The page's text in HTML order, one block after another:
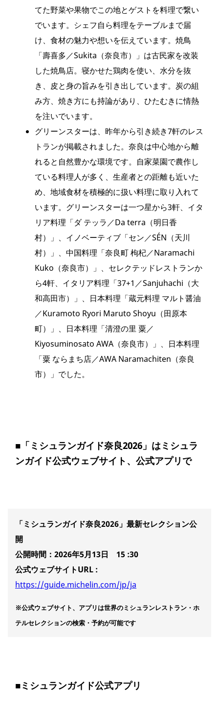
てた野菜や果物でこの地とゲストを料理で繋い
でいます。シェフ自ら料理をテーブルまで届
け、食材の魅力や想いを伝えています。焼鳥
「壽喜多／Sukita（奈良市）」は古民家を改装
した焼鳥店。寝かせた鶏肉を使い、水分を抜
き、皮と身の旨みを引き出しています。炭の組
み方、焼き方にも持論があり、ひたむきに情熱
を注いでいます。
グリーンスターは、昨年から引き続き7軒のレス
トランが掲載されました。奈良は中心地から離
れると自然豊かな環境です。自家菜園で農作し
ている料理人が多く、生産者との距離も近いた
め、地域食材を積極的に扱い料理に取り入れて
います。グリーンスターは一つ星から3軒、イタ
リア料理「ダ テッラ／Da terra（明日香
村）」、イノベーティブ「セン／SÉN（天川
村）」、中国料理「奈良町 枸杞／Naramachi
Kuko（奈良市）」、セレクテッドレストランか
ら4軒、イタリア料理「37+1／Sanjuhachi（大
和高田市）」、日本料理「蔵元料理 マルト醤油
／Kuramoto Ryori Maruto Shoyu（田原本
町）」、日本料理「清澄の里 粟／
Kiyosuminosato AWA（奈良市）」、日本料理
「粟 ならまち店／AWA Naramachiten（奈良
市）」でした。
■ 「ミシュランガイド奈良2026」はミシュラ
ンガイド公式ウェブサイト、公式アプリで
「ミシュランガイド奈良2026」最新セレクション公
開
公開時間：2026年5月13日 15 :30
公式ウェブサイトURL :
https://guide.michelin.com/jp/ja
※公式ウェブサイト、アプリは世界のミシュランレストラン・ホ
テルセレクションの検索・予約が可能です
■ミシュランガイド公式アプリ